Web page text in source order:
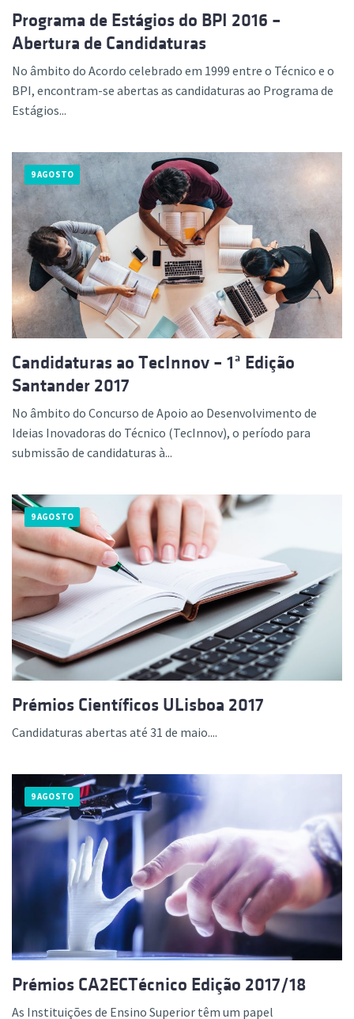
Programa de Estágios do BPI 2016 –
Abertura de Candidaturas
No âmbito do Acordo celebrado em 1999 entre o Técnico e o
BPI, encontram-se abertas as candidaturas ao Programa de
Estágios...
9 AGOSTO
Candidaturas ao TecInnov – 1ª Edição
Santander 2017
No âmbito do Concurso de Apoio ao Desenvolvimento de
Ideias Inovadoras do Técnico (TecInnov), o período para
submissão de candidaturas à...
9 AGOSTO
Prémios Científicos ULisboa 2017
Candidaturas abertas até 31 de maio....
9 AGOSTO
Prémios CA2ECTécnico Edição 2017/18
As Instituições de Ensino Superior têm um papel